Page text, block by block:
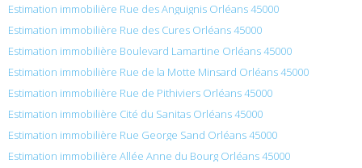
Estimation immobilière Rue des Anguignis Orléans 45000
Estimation immobilière Rue des Cures Orléans 45000
Estimation immobilière Boulevard Lamartine Orléans 45000
Estimation immobilière Rue de la Motte Minsard Orléans 45000
Estimation immobilière Rue de Pithiviers Orléans 45000
Estimation immobilière Cité du Sanitas Orléans 45000
Estimation immobilière Rue George Sand Orléans 45000
Estimation immobilière Allée Anne du Bourg Orléans 45000